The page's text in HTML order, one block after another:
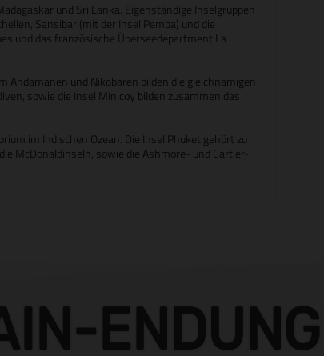
und Sri Lanka. Eigenständige Inselgruppen
Sansibar (mit der Insel Pemba) und die
und das französische Überseedepartment La
Andamanen und Nikobaren bilden die gleichnamigen
sowie die Insel Minicoy bilden zusammen das
im Indischen Ozean. Die Insel Phuket gehört zu
McDonaldinseln, sowie die Ashmore- und Cartier-